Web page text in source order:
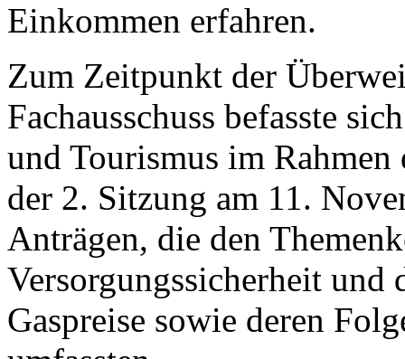
Einkommen erfahren.
Zum Zeitpunkt der
Fachausschuss befasste
und Tourismus im Rahmen
der 2. Sitzung am 11.
Anträgen, die den
Versorgungssicherheit
Gaspreise sowie deren